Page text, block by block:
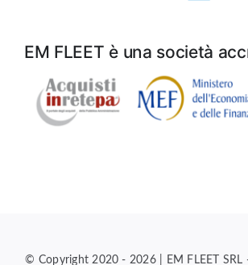
EM FLEET è una società
© Copyright 2020 - 2026 | EM FLEET SRL